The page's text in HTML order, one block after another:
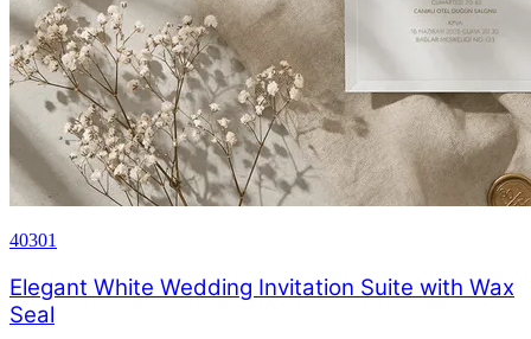
40301
Elegant White Wedding Invitation Suite with Wax
Seal